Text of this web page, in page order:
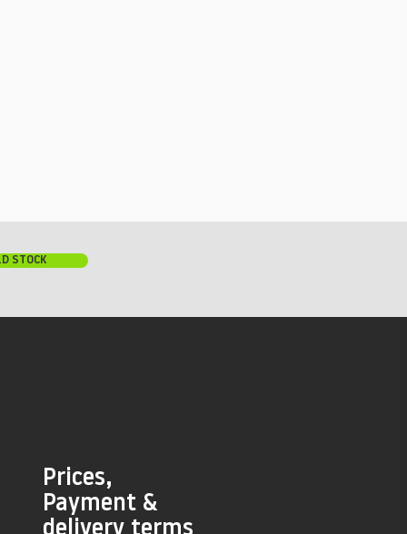
Prices,
Payment &
STOCK